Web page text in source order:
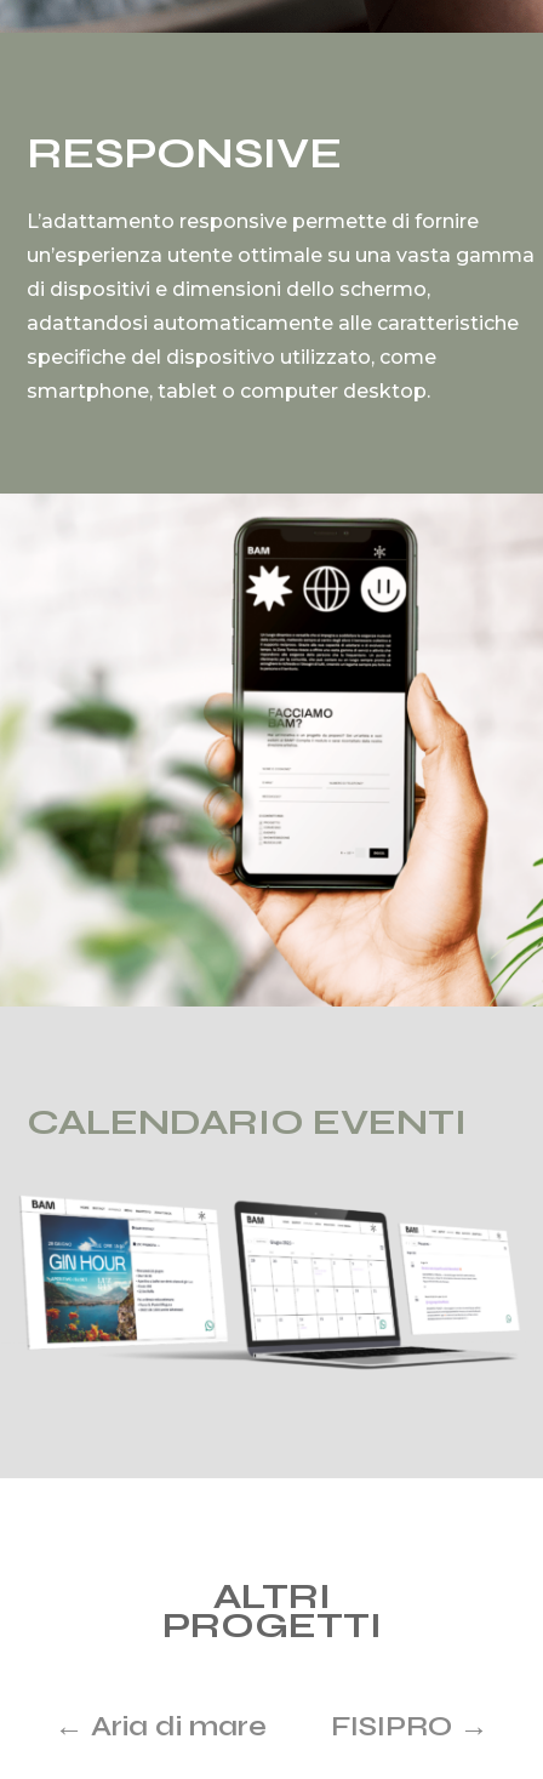
RESPONSIVE
L’adattamento responsive permette di fornire
un’esperienza utente ottimale su una vasta gamma
di dispositivi e dimensioni dello schermo,
adattandosi automaticamente alle caratteristiche
specifiche del dispositivo utilizzato, come
smartphone, tablet o computer desktop.
CALENDARIO EVENTI
ALTRI
PROGETTI
← Aria di mare FISIPRO →